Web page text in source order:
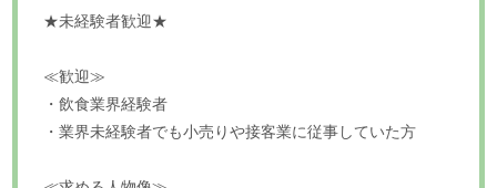
★未経験者歓迎★
≪歓迎≫
・飲食業界経験者
・業界未経験者でも小売りや接客業に従事していた方